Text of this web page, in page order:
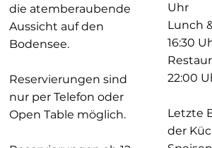
die atemberaubende
Aussicht auf den
Bodensee.
Reservierungen sind
nur per Telefon oder
Open Table möglich.
Uhr
Lunch
16:30
22:00
Letzte
der